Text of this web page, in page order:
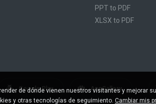
PPT to PDF
XLSX to PDF
RTF to PDF
FB2 to PDF
AppGallery
Google Play
de dónde vienen nuestros visitantes y mejorar
y otras tecnologías de seguimiento. Cambiar mis